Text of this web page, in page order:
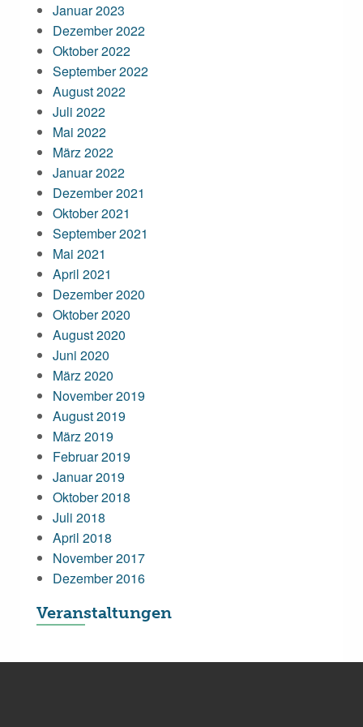
Januar 2023
Dezember 2022
Oktober 2022
September 2022
August 2022
Juli 2022
Mai 2022
März 2022
Januar 2022
Dezember 2021
Oktober 2021
September 2021
Mai 2021
April 2021
Dezember 2020
Oktober 2020
August 2020
Juni 2020
März 2020
November 2019
August 2019
März 2019
Februar 2019
Januar 2019
Oktober 2018
Juli 2018
April 2018
November 2017
Dezember 2016
Veranstaltungen